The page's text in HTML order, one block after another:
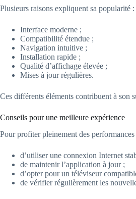
Plusieurs raisons expliquent sa popularité :
Interface moderne ;
Compatibilité étendue ;
Navigation intuitive ;
Installation rapide ;
Qualité d’affichage élevée ;
Mises à jour régulières.
Ces différents éléments contribuent à son
Conseils pour une meilleure expérience
Pour profiter pleinement des
d’utiliser une connexion Internet
de maintenir l’application à jour ;
d’opter pour un téléviseur
de vérifier régulièrement les